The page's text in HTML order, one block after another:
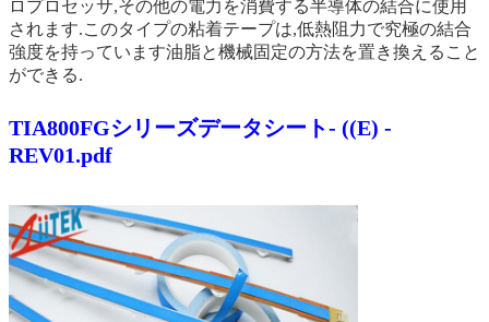
ロプロセッサ,その他の電力を消費する半導体の結合に使用
されます.このタイプの粘着テープは,低熱阻力で究極の結合
強度を持っています油脂と機械固定の方法を置き換えること
ができる.
TIA800FGシリーズデータシート- ((E) -
REV01.pdf